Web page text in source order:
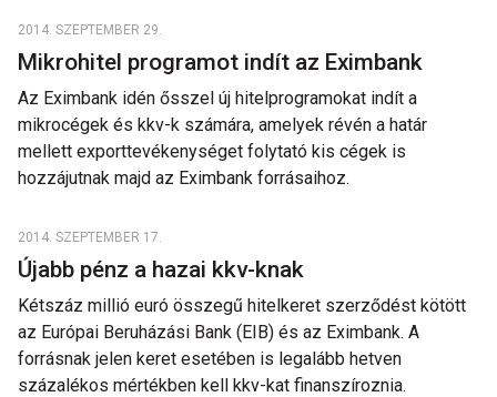
2014. SZEPTEMBER 29.
Mikrohitel programot indít az Eximbank
Az Eximbank idén ősszel új hitelprogramokat indít a
mikrocégek és kkv-k számára, amelyek révén a határ
mellett exporttevékenységet folytató kis cégek is
hozzájutnak majd az Eximbank forrásaihoz.
2014. SZEPTEMBER 17.
Újabb pénz a hazai kkv-knak
Kétszáz millió euró összegű hitelkeret szerződést kötött
az Európai Beruházási Bank (EIB) és az Eximbank. A
forrásnak jelen keret esetében is legalább hetven
százalékos mértékben kell kkv-kat finanszíroznia.